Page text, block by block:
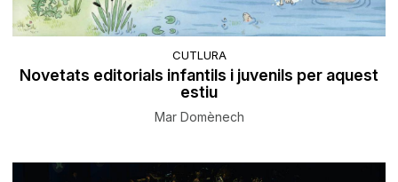
CUTLURA
Novetats editorials infantils i juvenils per aquest
estiu
Mar Domènech